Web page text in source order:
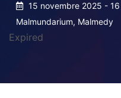
15 novembre 2025 -
Malmundarium, Malmedy
Expired